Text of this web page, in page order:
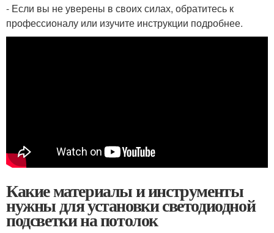
- Если вы не уверены в своих силах, обратитесь к
профессионалу или изучите инструкции подробнее.
Какие материалы и инструменты
нужны для установки светодиодной
подсветки на потолок